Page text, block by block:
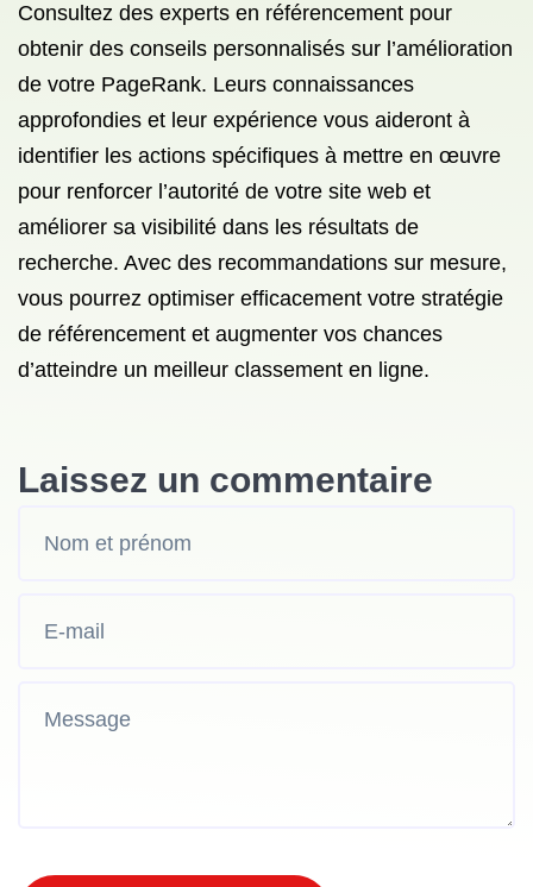
Consultez des experts en référencement pour
obtenir des conseils personnalisés sur l’amélioration
de votre PageRank. Leurs connaissances
approfondies et leur expérience vous aideront à
identifier les actions spécifiques à mettre en œuvre
pour renforcer l’autorité de votre site web et
améliorer sa visibilité dans les résultats de
recherche. Avec des recommandations sur mesure,
vous pourrez optimiser efficacement votre stratégie
de référencement et augmenter vos chances
d’atteindre un meilleur classement en ligne.
Laissez un commentaire